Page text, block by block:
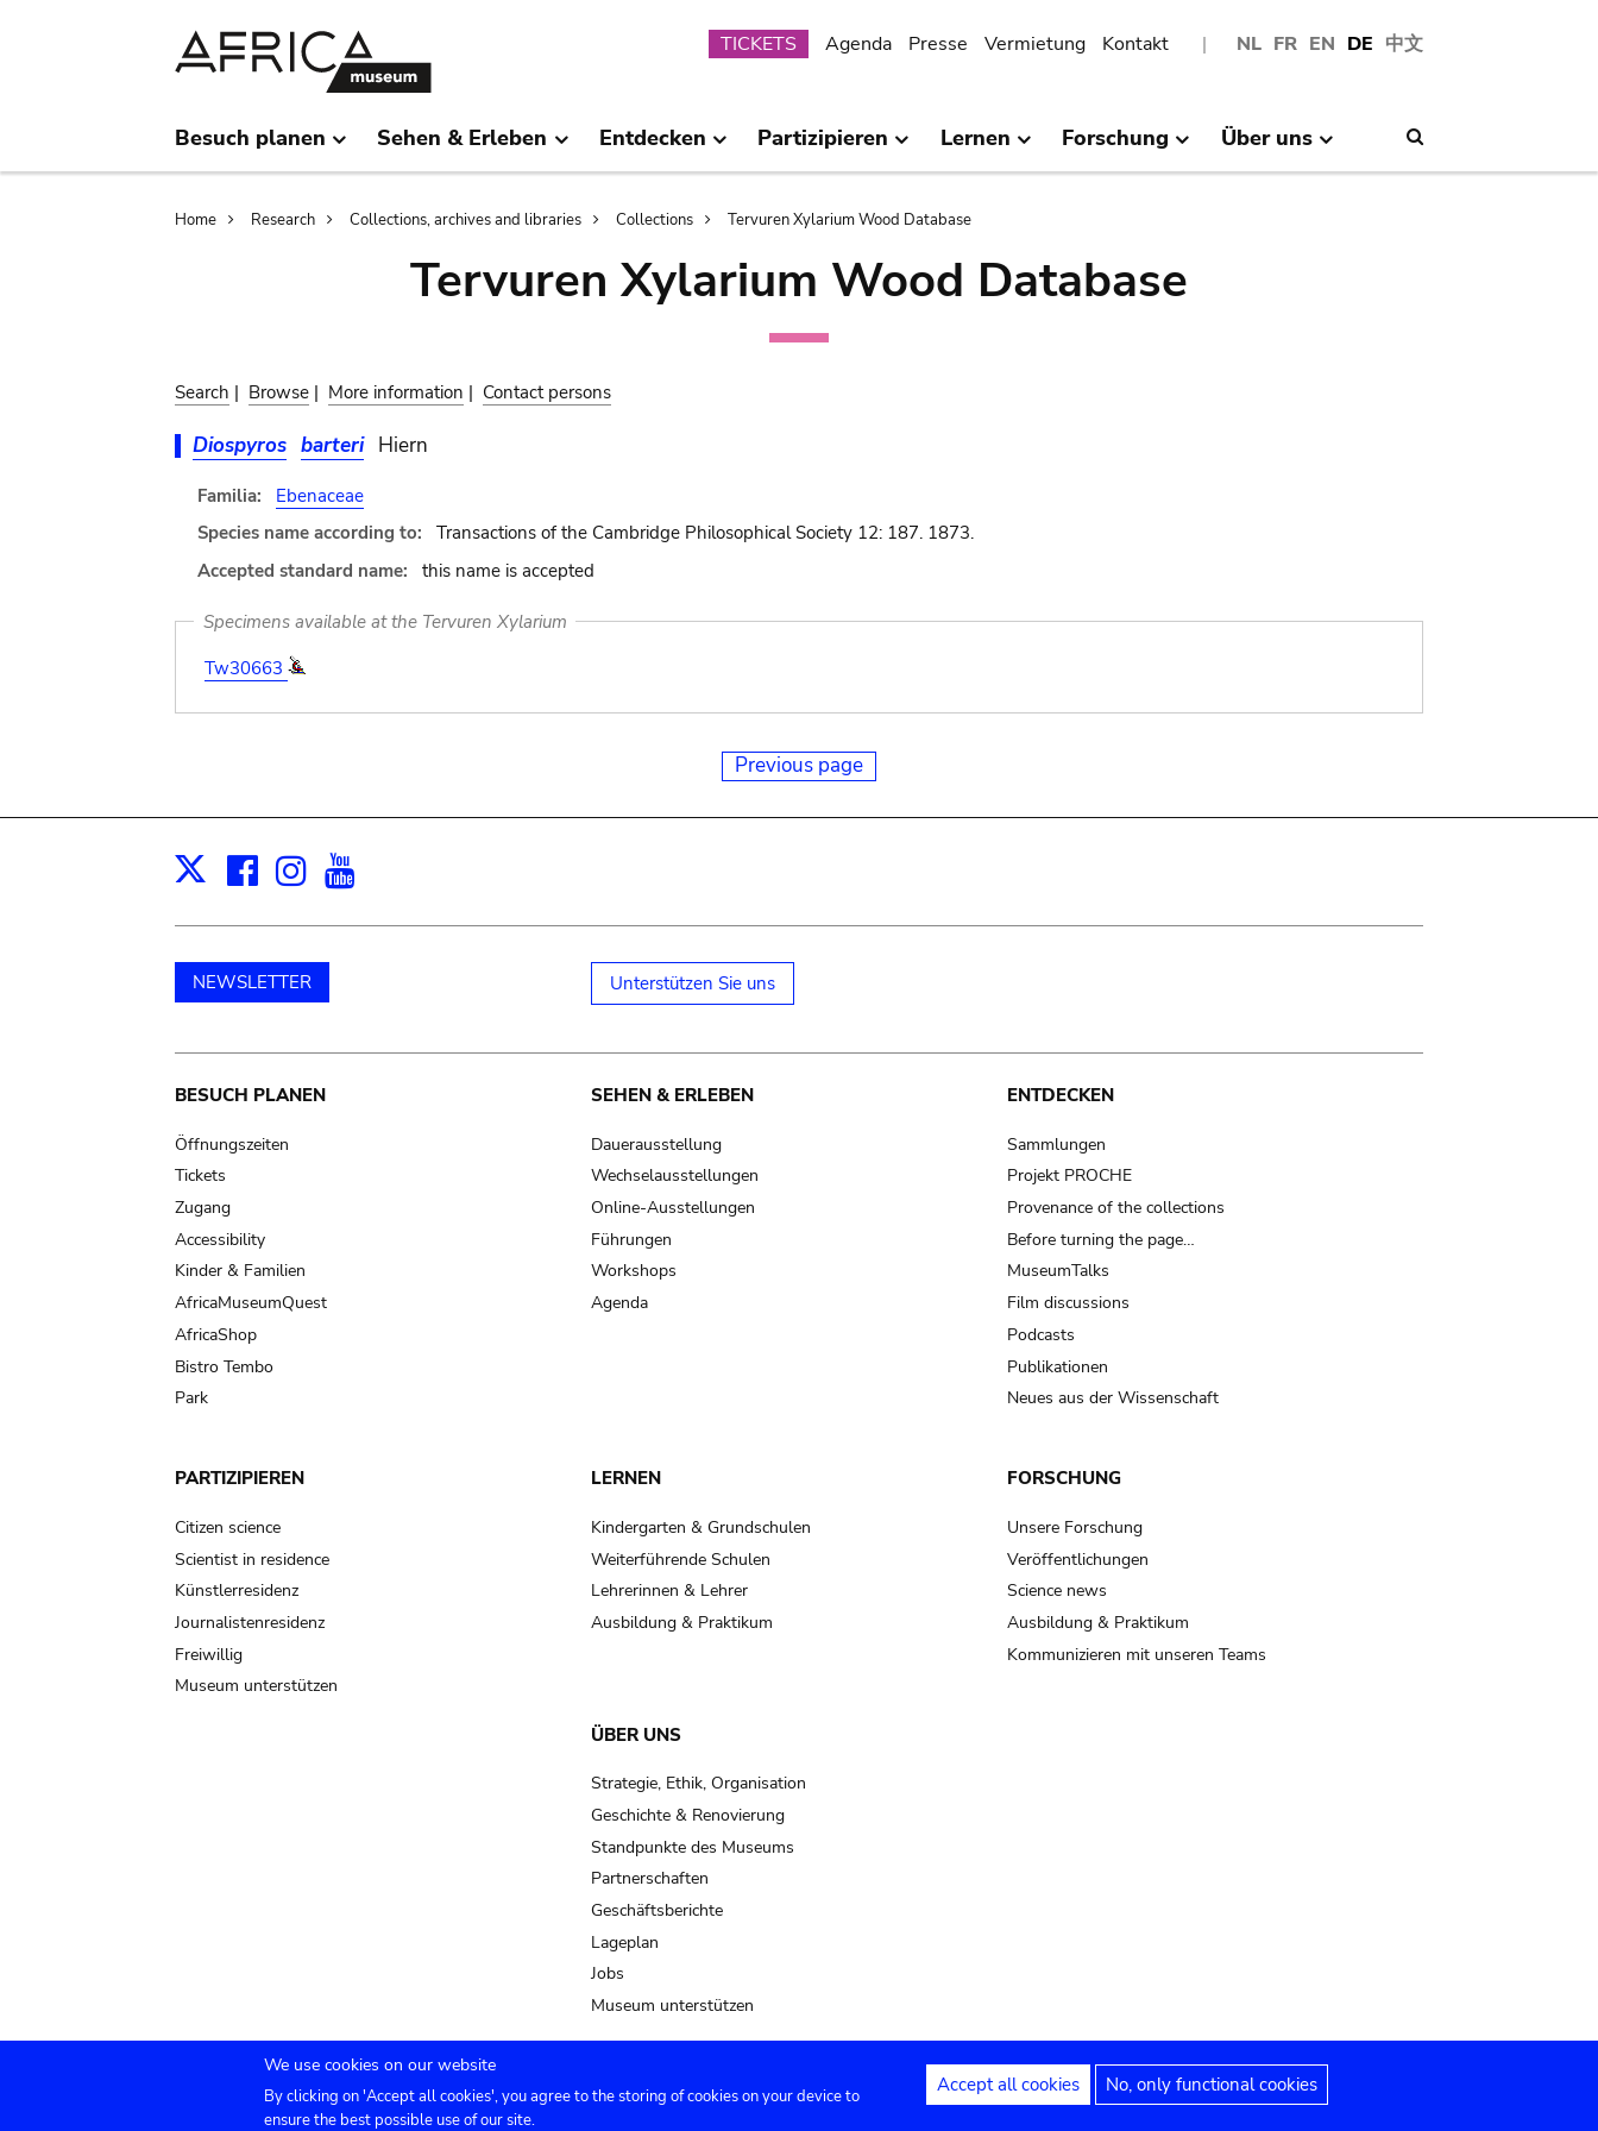
NL FR EN DE 中文
Submenu
TICKETS Agenda Presse Vermietung Kontakt
Besuch planen Sehen & Erleben Entdecken Partizipieren Lernen Forschung Über uns
Breadcrumb
Home Research Collections, archives and libraries Collections Tervuren Xylarium Wood Database
Tervuren Xylarium Wood Database
Search | Browse | More information | Contact persons
Diospyros barteri Hiern
Familia:
Ebenaceae
Species name according to:
Transactions of the Cambridge Philosophical Society 12: 187. 1873.
Accepted standard name:
this name is accepted
Specimens available at the Tervuren Xylarium
Tw30663
Previous page
X Facebook
Instagram
NEWSLETTER Unterstützen Sie uns
Main
navigation
BESUCH PLANEN
Öffnungszeiten
Tickets
Zugang
Accessibility
Kinder & Familien
AfricaMuseumQuest
AfricaShop
Bistro Tembo
Park
SEHEN & ERLEBEN
Dauerausstellung
Wechselausstellungen
Online-Ausstellungen
Führungen
Workshops
Agenda
ENTDECKEN
Sammlungen
Projekt PROCHE
Provenance of the collections
Before turning the page…
MuseumTalks
Film discussions
Podcasts
Publikationen
Neues aus der Wissenschaft
PARTIZIPIEREN
Citizen science
Scientist in residence
Künstlerresidenz
Journalistenresidenz
Freiwillig
Museum unterstützen
LERNEN
Kindergarten & Grundschulen
Weiterführende Schulen
Lehrerinnen & Lehrer
Ausbildung & Praktikum
FORSCHUNG
Unsere Forschung
Veröffentlichungen
Science news
Ausbildung & Praktikum
Kommunizieren mit unseren Teams
ÜBER UNS
Strategie, Ethik, Organisation
Geschichte & Renovierung
Standpunkte des Museums
Partnerschaften
Geschäftsberichte
Lageplan
Jobs
Museum unterstützen
Submenu
Agenda Presse Vermietung Kontakt Privacy settings Rechtliche Hinweise Erklärung zur Barrierefreiheit
We use cookies on our website
By clicking on 'Accept all cookies', you agree to the storing of cookies on your device to
ensure the best possible use of our site.
Accept all cookies No, only functional cookies